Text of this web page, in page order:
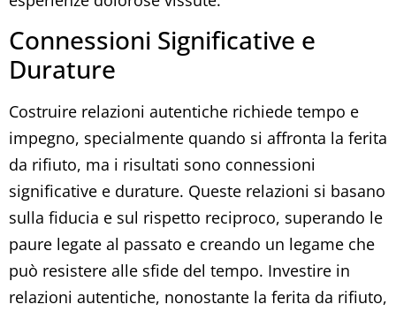
Connessioni Significative e
Durature
Costruire relazioni autentiche richiede tempo e
impegno, specialmente quando si affronta la ferita
da rifiuto, ma i risultati sono connessioni
significative e durature. Queste relazioni si basano
sulla fiducia e sul rispetto reciproco, superando le
paure legate al passato e creando un legame che
può resistere alle sfide del tempo. Investire in
relazioni autentiche, nonostante la ferita da rifiuto,